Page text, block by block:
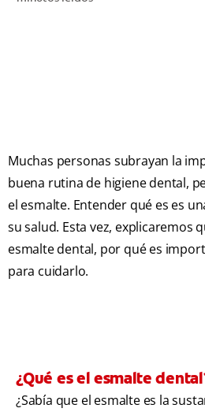
Muchas personas subrayan la
buena rutina de higiene dental,
el esmalte. Entender qué es es
su salud. Esta vez, explicaremos
esmalte dental, por qué es
para cuidarlo.
¿Qué es el esmalte
¿Sabía que el esmalte es la